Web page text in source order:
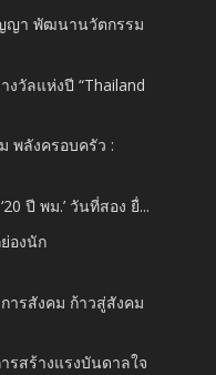
ญา พัฒนานวัตกรรม
งวัลแห่งปี “Thailand
พลังครอบครัว :
ปี พม.’ วันที่สอง ยื่...
องนัก
ารสังคม ก้าวสู่สังคม
รสร้างแรงบันดาลใจ